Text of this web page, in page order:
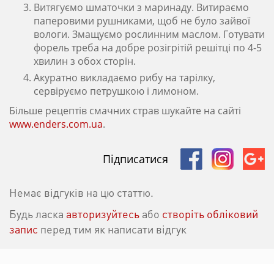
Витягуємо шматочки з маринаду. Витираємо
паперовими рушниками, щоб не було зайвої
вологи. Змащуємо рослинним маслом. Готувати
форель треба на добре розігрітій решітці по 4-5
хвилин з обох сторін.
Акуратно викладаємо рибу на тарілку,
сервіруємо петрушкою і лимоном.
Більше рецептів смачних страв шукайте на сайті
www.enders.com.ua.
Підписатися
Немає відгуків на цю статтю.
Будь ласка авторизуйтесь або створіть обліковий
запис перед тим як написати відгук